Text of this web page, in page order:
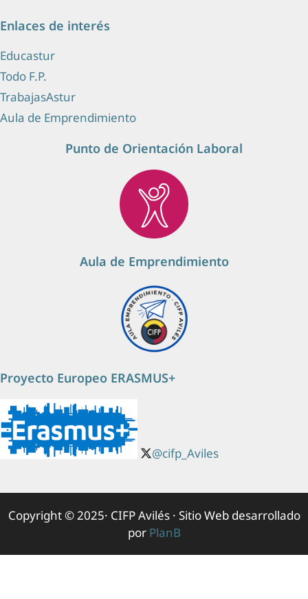
Enlaces de interés
Educastur
Todo F.P.
TrabajasAstur
Aula de Emprendimiento
Punto de Orientación Laboral
Aula de Emprendimiento
Proyecto Europeo ERASMUS+
@cifp_Aviles
Copyright © 2025· CIFP Avilés · Sitio Web desarrollado
por PlanB